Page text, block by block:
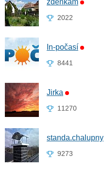
zdenkam
2022
In-počasí
8441
Jirka
11270
standa.chalupny
9273